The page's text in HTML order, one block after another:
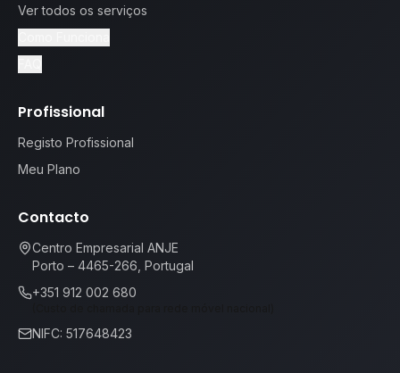
Ver todos os serviços
Profissional
Registo Profissional
Meu Plano
Contacto
Centro Empresarial ANJE
Porto – 4465-266, Portugal
+351 912 002 680
NIFC: 517648423